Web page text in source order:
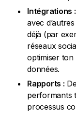
Intégrations :
avec
déjà (par
réseaux
optimiser ton
données.
Rapports :
performants
processus